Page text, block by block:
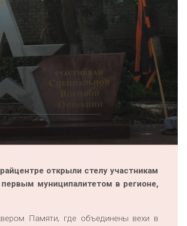
открыли стелу участникам
муниципалитетом в регионе,
Памяти, где объединены вехи в